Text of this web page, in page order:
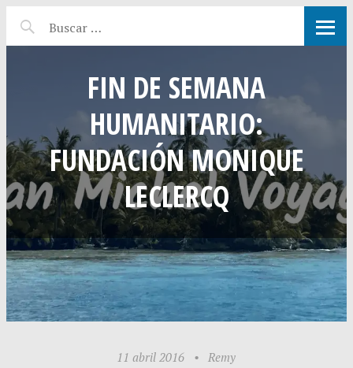
FIN DE SEMANA
HUMANITARIO:
FUNDACIÓN MONIQUE
LECLERCQ
11 abril 2016 • Remy